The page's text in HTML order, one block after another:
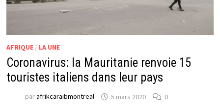
AFRIQUE/ LA UNE
Coronavirus: la Mauritanie renvoie 15
touristes italiens dans leur pays
parafrikcaraibmontreal 5 mars 2020 0